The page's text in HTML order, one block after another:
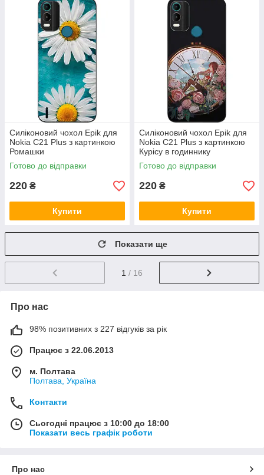
Силіконовий чохол Epik для
Nokia C21 Plus з картинкою
Ромашки
Готово до відправки
220 ₴
Купити
Силіконовий чохол Epik для
Nokia C21 Plus з картинкою
Курісу в годиннику
Готово до відправки
220 ₴
Купити
Показати ще
1 / 16
Про нас
98% позитивних з 227 відгуків за рік
Працює з 22.06.2013
м. Полтава
Полтава, Україна
Контакти
Сьогодні працює з 10:00 до 18:00
Показати весь графік роботи
Про нас